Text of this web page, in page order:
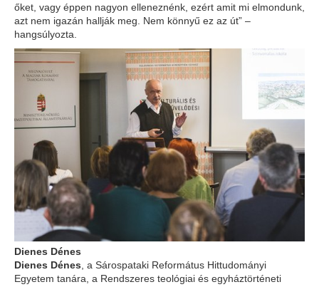
őket, vagy éppen nagyon elleneznénk, ezért amit mi elmondunk,
azt nem igazán hallják meg. Nem könnyű ez az út” –
hangsúlyozta.
Dienes Dénes
Dienes Dénes, a Sárospataki Református Hittudományi
Egyetem tanára, a Rendszeres teológiai és egyháztörténeti